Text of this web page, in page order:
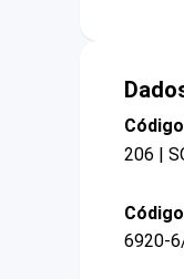
206 |
6920-